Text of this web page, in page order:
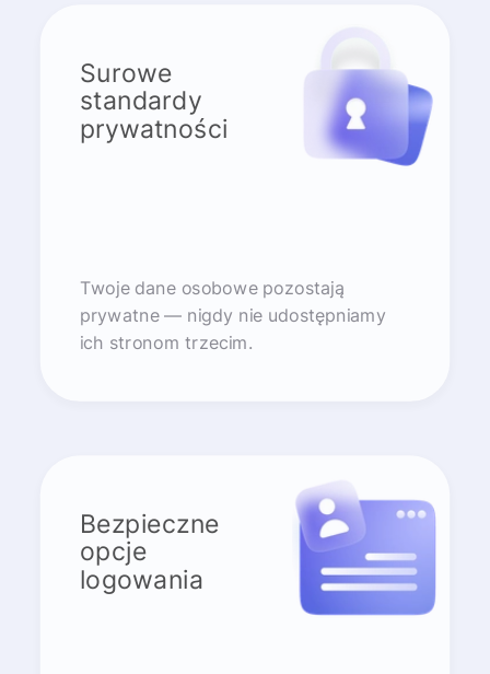
Surowe
standardy
prywatności
Twoje dane osobowe pozostają
prywatne — nigdy nie udostępniamy
ich stronom trzecim.
Bezpieczne
opcje
logowania